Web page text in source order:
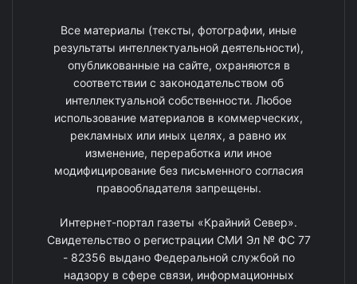
Все материалы (тексты, фотографии, иные
результаты интеллектуальной деятельности),
опубликованные на сайте, охраняются в
соответствии с законодательством об
интеллектуальной собственности. Любое
использование материалов в коммерческих,
рекламных или иных целях, а равно их
изменение, переработка или иное
модифицирование без письменного согласия
правообладателя запрещены.
Интернет-портал газеты «Крайний Север».
Свидетельство о регистрации СМИ Эл № ФС 77
- 82356 выдано Федеральной службой по
надзору в сфере связи, информационных